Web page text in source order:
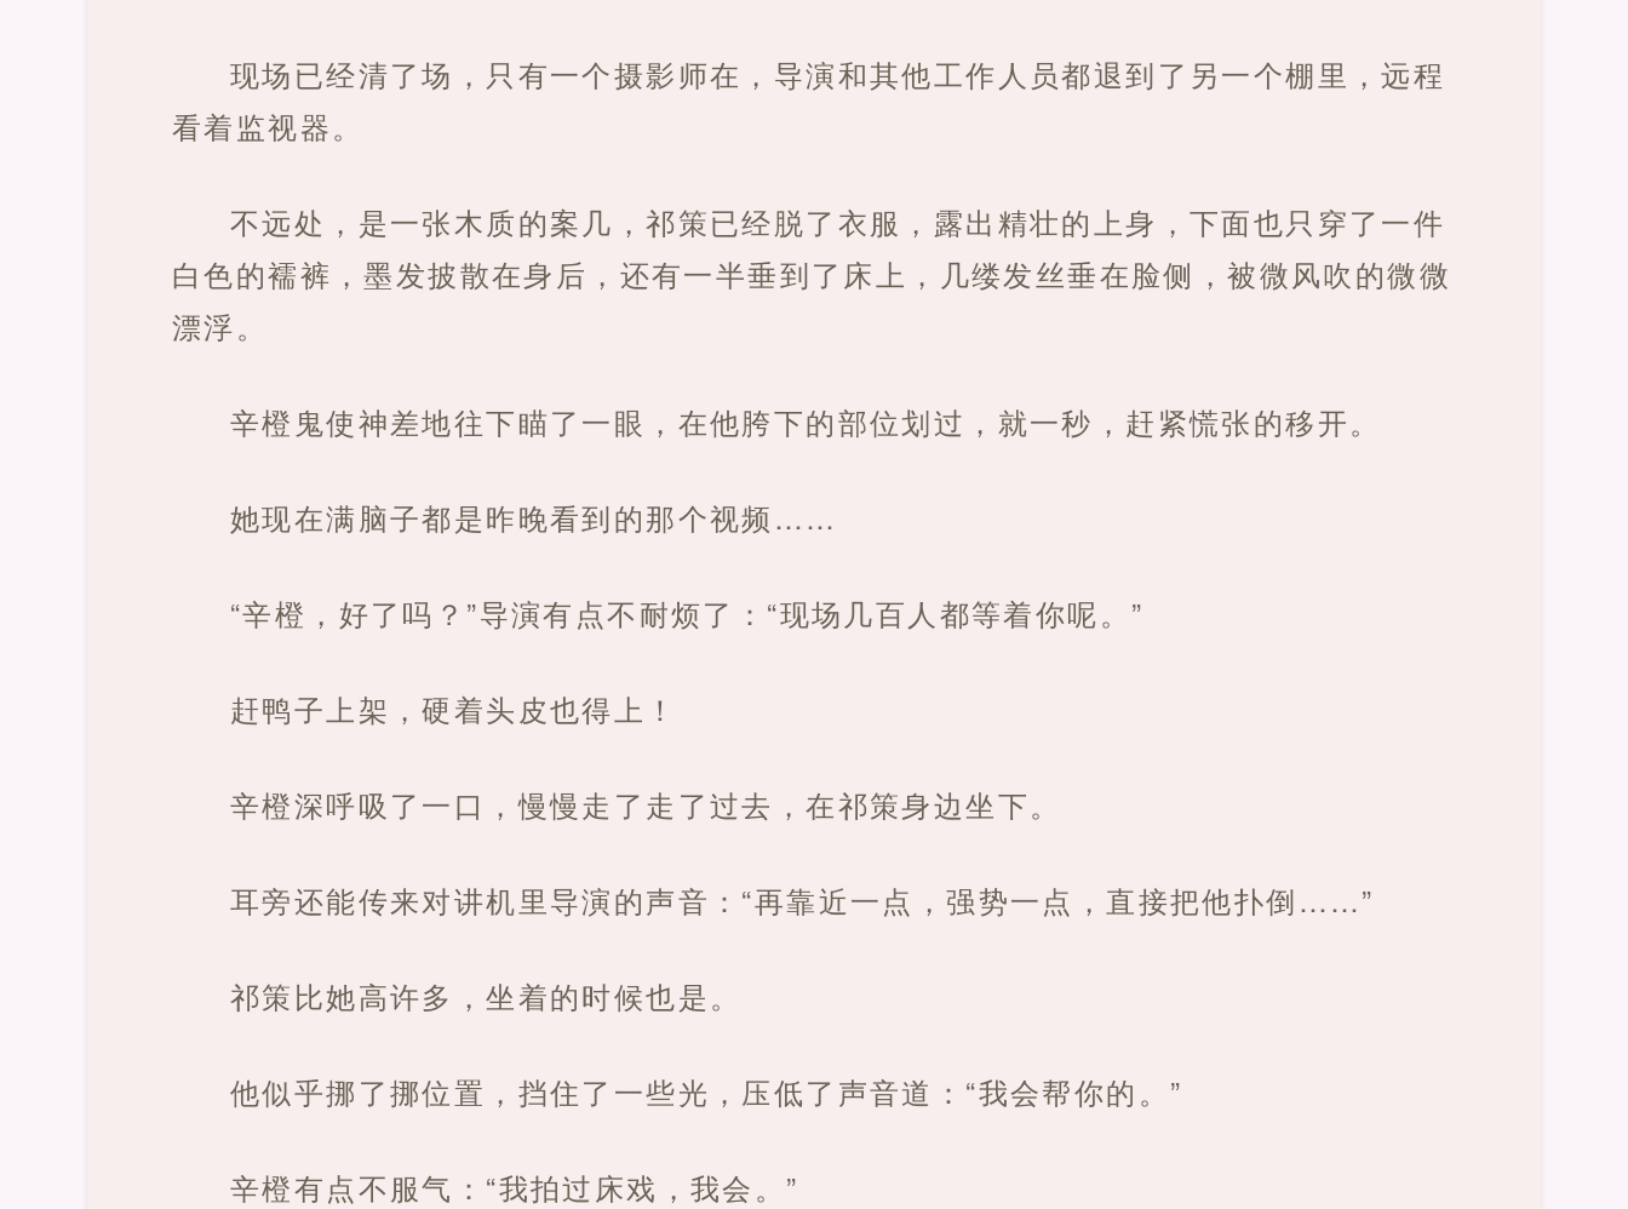
现场已经清了场，只有一个摄影师在，导演和其他工作人员都退到了另一个棚里，远程
看着监视器。
不远处，是一张木质的案几，祁策已经脱了衣服，露出精壮的上身，下面也只穿了一件
白色的襦裤，墨发披散在身后，还有一半垂到了床上，几缕发丝垂在脸侧，被微风吹的微微
漂浮。
辛橙鬼使神差地往下瞄了一眼，在他胯下的部位划过，就一秒，赶紧慌张的移开。
她现在满脑子都是昨晚看到的那个视频……
“辛橙，好了吗？”导演有点不耐烦了：“现场几百人都等着你呢。”
赶鸭子上架，硬着头皮也得上！
辛橙深呼吸了一口，慢慢走了走了过去，在祁策身边坐下。
耳旁还能传来对讲机里导演的声音：“再靠近一点，强势一点，直接把他扑倒……”
祁策比她高许多，坐着的时候也是。
他似乎挪了挪位置，挡住了一些光，压低了声音道：“我会帮你的。”
辛橙有点不服气：“我拍过床戏，我会。”